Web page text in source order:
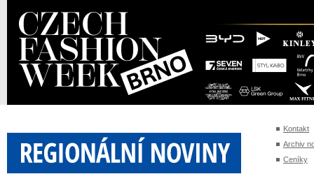
Kontakt
Archiv
Ceníky